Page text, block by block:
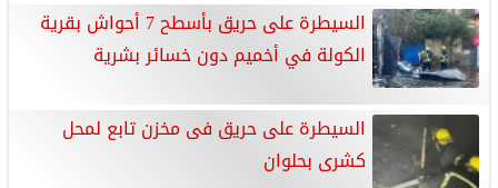
السيطرة على حريق بأسطح 7 أحواش بقرية
الكولة في أخميم دون خسائر بشرية
السيطرة على حريق فى مخزن تابع لمحل
كشرى بحلوان